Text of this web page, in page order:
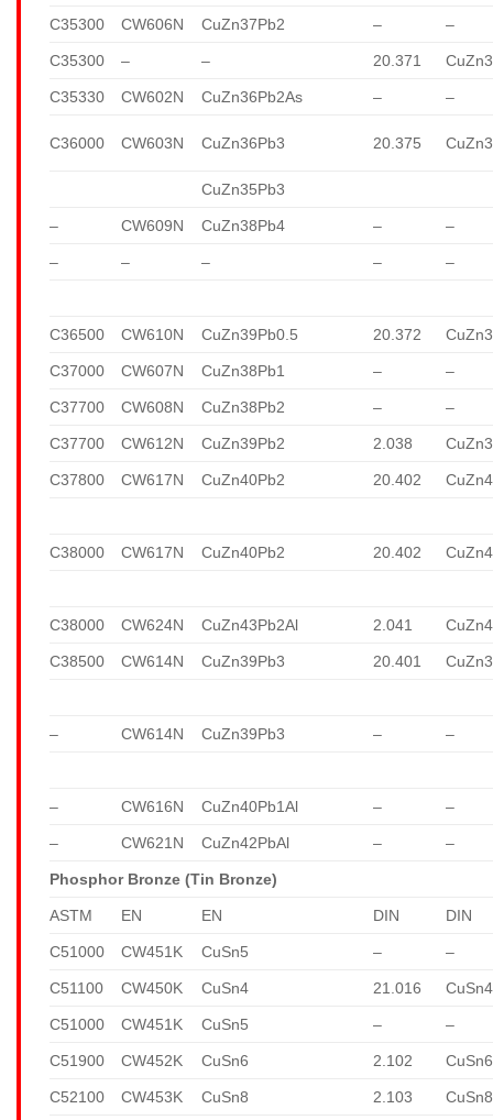
C35300 CW606N CuZn37Pb2 – –
C35300 – – 20.371
C35330 CW602N CuZn36Pb2As – –
C36000 CW603N CuZn36Pb3 20.375
CuZn35Pb3
– CW609N CuZn38Pb4 – –
– – – – –
C36500 CW610N CuZn39Pb0.5 20.372
C37000 CW607N CuZn38Pb1 – –
C37700 CW608N CuZn38Pb2 – –
C37700 CW612N CuZn39Pb2 2.038
C37800 CW617N CuZn40Pb2 20.402
C38000 CW617N CuZn40Pb2 20.402
C38000 CW624N CuZn43Pb2Al 2.041
C38500 CW614N CuZn39Pb3 20.401
– CW614N CuZn39Pb3 – –
– CW616N CuZn40Pb1Al – –
– CW621N CuZn42PbAl – –
Phosphor Bronze (Tin Bronze)
ASTM EN EN DIN DIN
C51000 CW451K CuSn5 – –
C51100 CW450K CuSn4 21.016 CuSn4
C51000 CW451K CuSn5 – –
C51900 CW452K CuSn6 2.102 CuSn6
C52100 CW453K CuSn8 2.103 CuSn8